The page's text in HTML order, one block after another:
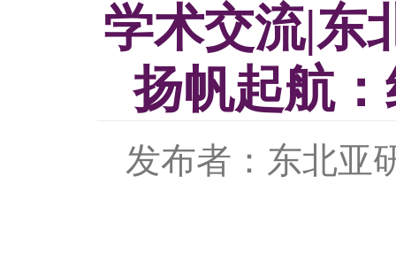
学术交流|东
扬帆起航
发布者：东北亚